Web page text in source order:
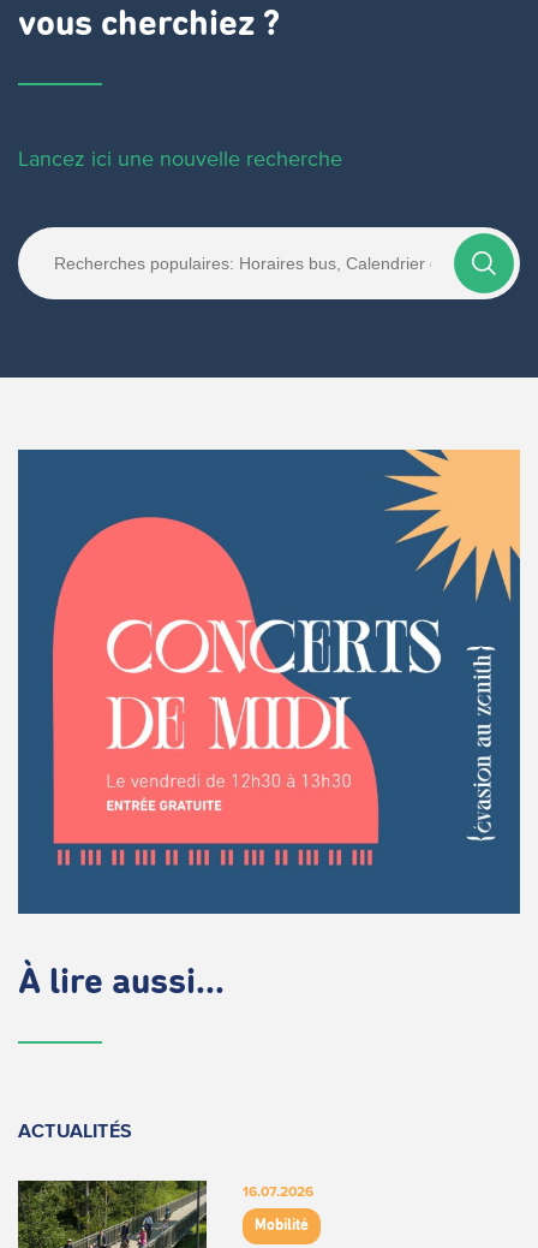
vous cherchiez ?
Lancez ici une nouvelle recherche
À lire aussi...
ACTUALITÉS
16.07.2026
Mobilité